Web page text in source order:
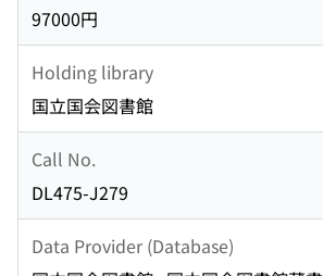
97000円
Holding library
国立国会図書館
Call No.
DL475-J279
Data Provider (Database)